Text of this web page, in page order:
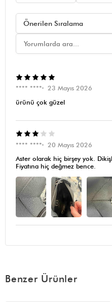
Önerilen Sıralama
**** ****
23 Mayıs 2026
ürünü çok güzel
**** ****
20 Mayıs 2026
Aster olarak hiç birşey yok.
Fiyatına hiç değmez bence.
Benzer Ürünler